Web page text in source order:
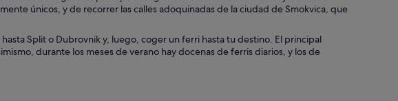
únicos, y de recorrer las calles adoquinadas de la ciudad de Smokvica, que
Split o Dubrovnik y, luego, coger un ferri hasta tu destino. El principal
durante los meses de verano hay docenas de ferris diarios, y los de